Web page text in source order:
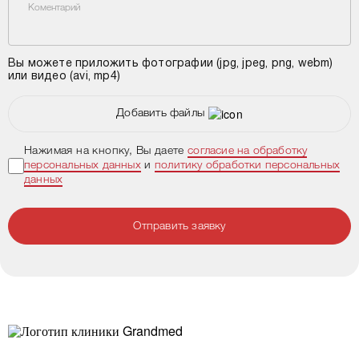
Коментарий
Вы можете приложить фотографии (jpg, jpeg, png, webm)
или видео (avi, mp4)
Добавить файлы
Нажимая на кнопку, Вы даетесогласие на обработку
персональных данныхиполитику обработки персональных
данных
Отправить заявку